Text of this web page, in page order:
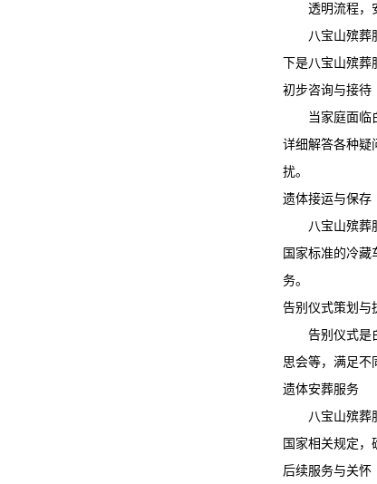
透明流程，
八宝山殡葬
下是八宝山殡葬
初步咨询与接待
当家庭面临
详细解答各种疑
扰。
遗体接运与保存
八宝山殡葬
国家标准的冷
务。
告别仪式策划与
告别仪式是
思会等，满足不
遗体安葬服务
八宝山殡葬
国家相关规定，
后续服务与关怀